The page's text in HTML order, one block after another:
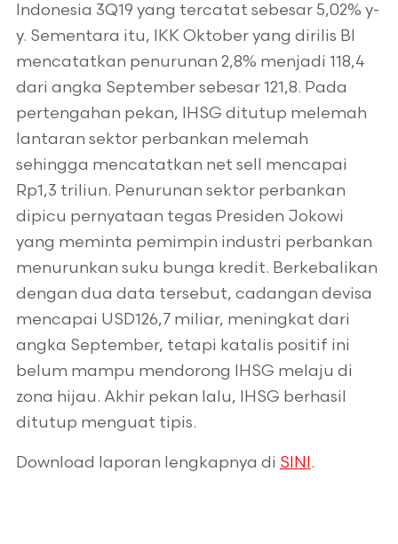
Indonesia 3Q19 yang tercatat sebesar 5,02% y-
y. Sementara itu, IKK Oktober yang dirilis BI
mencatatkan penurunan 2,8% menjadi 118,4
dari angka September sebesar 121,8. Pada
pertengahan pekan, IHSG ditutup melemah
lantaran sektor perbankan melemah
sehingga mencatatkan net sell mencapai
Rp1,3 triliun. Penurunan sektor perbankan
dipicu pernyataan tegas Presiden Jokowi
yang meminta pemimpin industri perbankan
menurunkan suku bunga kredit. Berkebalikan
dengan dua data tersebut, cadangan devisa
mencapai USD126,7 miliar, meningkat dari
angka September, tetapi katalis positif ini
belum mampu mendorong IHSG melaju di
zona hijau. Akhir pekan lalu, IHSG berhasil
ditutup menguat tipis.
Download laporan lengkapnya di SINI .